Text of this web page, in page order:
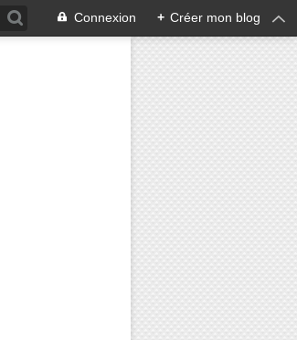
Connexion + Créer mon blog